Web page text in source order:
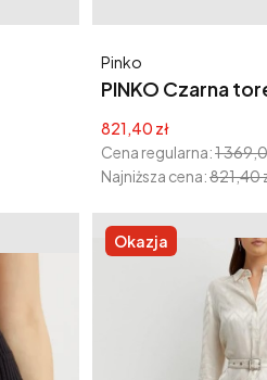
PINKO Czarna
Producent
Pinko
Cena promocyjna
821,40 zł
Cena regularna:1
Najniższa cena:821,40
Okazja